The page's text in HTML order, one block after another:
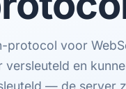
protocol voor
en
— de server